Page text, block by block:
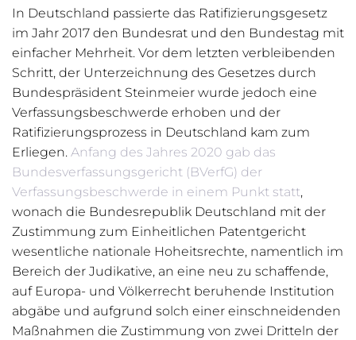
In Deutschland passierte das Ratifizierungsgesetz
im Jahr 2017 den Bundesrat und den Bundestag mit
einfacher Mehrheit. Vor dem letzten verbleibenden
Schritt, der Unterzeichnung des Gesetzes durch
Bundespräsident Steinmeier wurde jedoch eine
Verfassungsbeschwerde erhoben und der
Ratifizierungsprozess in Deutschland kam zum
Erliegen. Anfang des Jahres 2020 gab das
Bundesverfassungsgericht (BVerfG) der
Verfassungsbeschwerde in einem Punkt statt,
wonach die Bundesrepublik Deutschland mit der
Zustimmung zum Einheitlichen Patentgericht
wesentliche nationale Hoheitsrechte, namentlich im
Bereich der Judikative, an eine neu zu schaffende,
auf Europa- und Völkerrecht beruhende Institution
abgäbe und aufgrund solch einer einschneidenden
Maßnahmen die Zustimmung von zwei Dritteln der